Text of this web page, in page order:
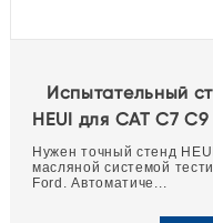
Испытательный
HEUI для CAT C7 C9
Нужен точный стенд
масляной системой
Ford. Автоматиче...